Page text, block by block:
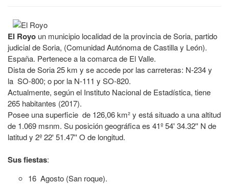
El Royo un municipio localidad de la provincia de Soria, partido
judicial de Soria, (Comunidad Autónoma de Castilla y León).
España. Pertenece a la comarca de El Valle.
Dista de Soria 25 km y se accede por las carreteras: N-234 y
la SO-800; o por la N-111 y SO-820.
Actualmente, según el Instituto Nacional de Estadística, tiene
265 habitantes (2017).
Posee una superficie de 126,06 km² y está situado a una altitud
de 1.069 msnm. Su posición geográfica es 41º 54' 34.32'' N de
latitud y 2º 22' 51.47'' O de longitud.
Sus fiestas:
16 Agosto (San roque).